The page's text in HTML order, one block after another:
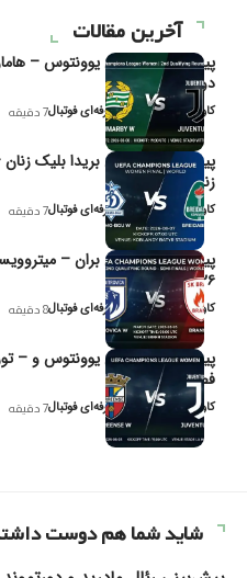
آخرین مقالات
پیش‌بینی و تحلیل یوونتوس –
دوم مرحله
کاوه نیک‌فر، تحلیل‌گر حرفه‌ای فوتبال7 دقیقه
زنان یوفا
کاوه نیک‌فر، تحلیل‌گر حرفه‌ای فوتبال7 دقیقه
پیش‌بینی و تحلیل بران –
۲۰۲۶
کاوه نیک‌فر، تحلیل‌گر حرفه‌ای فوتبال8 دقیقه
پیش‌بینی و تحلیل یوونتوس و –
فصل ۲۰۲۶
کاوه نیک‌فر، تحلیل‌گر حرفه‌ای فوتبال7 دقیقه
شاید شما هم دوست